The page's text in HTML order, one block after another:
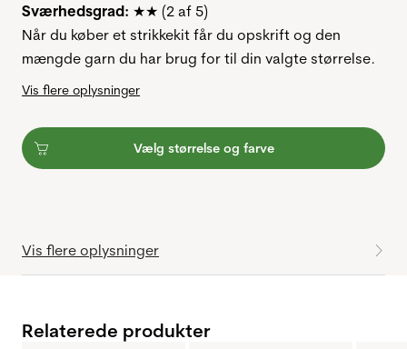
Sværhedsgrad: ★★ (2 af 5)
Når du køber et strikkekit får du opskrift og den
mængde garn du har brug for til din valgte størrelse.
Vis flere oplysninger
Vælg størrelse og farve
Vis flere oplysninger
Relaterede produkter